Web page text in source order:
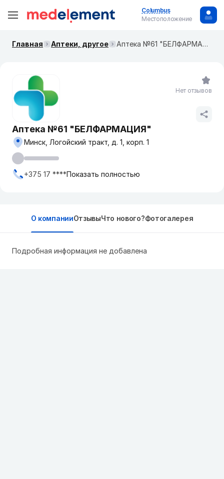
Columbus
Местоположение
Главная Аптеки, другое Аптека №61 "БЕЛФАРМАЦИЯ"
Аптека №61 "БЕЛФАРМАЦИЯ"
Минск, Логойский тракт, д. 1, корп. 1
+375 17 ****Показать полностью
Нет отзывов
О компанииОтзывыЧто нового?Фотогалерея
Подробная информация не добавлена